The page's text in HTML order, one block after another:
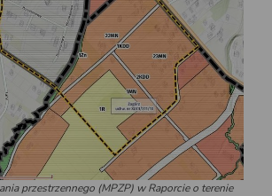
przestrzennego (MPZP) w Raporcie o terenie